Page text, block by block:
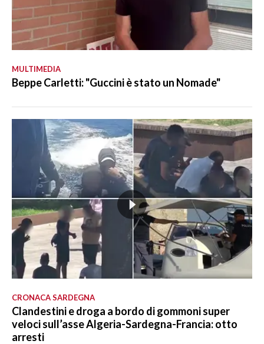
MULTIMEDIA
Beppe Carletti: "Guccini è stato un Nomade"
CRONACA SARDEGNA
Clandestini e droga a bordo di gommoni super
veloci sull’asse Algeria-Sardegna-Francia: otto
arresti